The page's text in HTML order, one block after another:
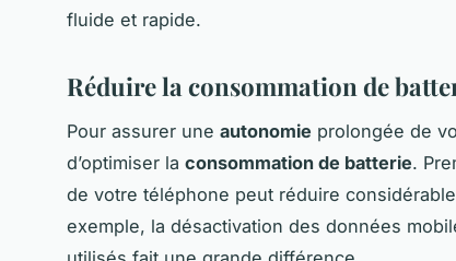
fluide et rapide.
Réduire la consommation de
Pour assurer une autonomie prolongée de
d’optimiser la consommation de batterie.
de votre téléphone peut réduire
exemple, la désactivation des données